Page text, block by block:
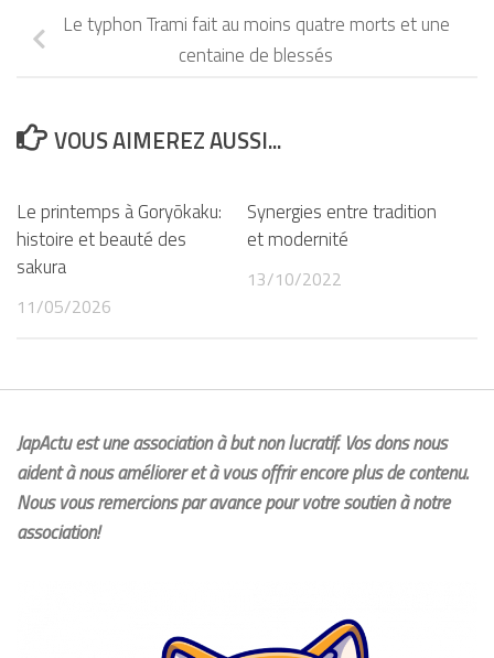
Le typhon Trami fait au moins quatre morts et une
centaine de blessés
VOUS AIMEREZ AUSSI...
Le printemps à Goryōkaku:
histoire et beauté des
sakura
11/05/2026
Synergies entre tradition
et modernité
13/10/2022
JapActu est une association à but non lucratif. Vos dons nous
aident à nous améliorer et à vous offrir encore plus de contenu.
Nous vous remercions par avance pour votre soutien à notre
association!